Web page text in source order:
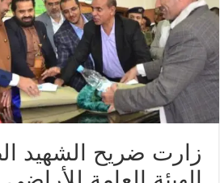
زارت ضريح الشهيد